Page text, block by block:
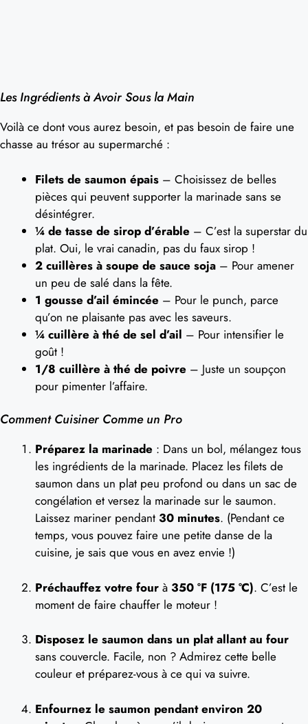
Les Ingrédients à Avoir Sous la Main
Voilà ce dont vous aurez besoin, et pas besoin de faire une
chasse au trésor au supermarché :
Filets de saumon épais – Choisissez de belles
pièces qui peuvent supporter la marinade sans se
désintégrer.
¼ de tasse de sirop d’érable – C’est la superstar du
plat. Oui, le vrai canadin, pas du faux sirop !
2 cuillères à soupe de sauce soja – Pour amener
un peu de salé dans la fête.
1 gousse d’ail émincée – Pour le punch, parce
qu’on ne plaisante pas avec les saveurs.
¼ cuillère à thé de sel d’ail – Pour intensifier le
goût !
1/8 cuillère à thé de poivre – Juste un soupçon
pour pimenter l’affaire.
Comment Cuisiner Comme un Pro
Préparez la marinade : Dans un bol, mélangez tous
les ingrédients de la marinade. Placez les filets de
saumon dans un plat peu profond ou dans un sac de
congélation et versez la marinade sur le saumon.
Laissez mariner pendant 30 minutes. (Pendant ce
temps, vous pouvez faire une petite danse de la
cuisine, je sais que vous en avez envie !)
Préchauffez votre four à 350 °F (175 °C). C’est le
moment de faire chauffer le moteur !
Disposez le saumon dans un plat allant au four
sans couvercle. Facile, non ? Admirez cette belle
couleur et préparez-vous à ce qui va suivre.
Enfournez le saumon pendant environ 20